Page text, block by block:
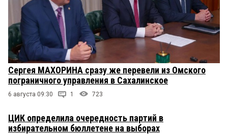
Сергея МАХОРИНА сразу же перевели из Омского
пограничного управления в Сахалинское
6 августа 09:30 1 723
ЦИК определила очередность партий в
избирательном бюллетене на выборах